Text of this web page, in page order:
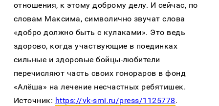
отношения, к этому доброму делу. И сейчас, по
словам Максима, символично звучат слова
«добро должно быть с кулаками». Это ведь
здорово, когда участвующие в поединках
сильные и здоровые бойцы-любители
перечисляют часть своих гонораров в фонд
«Алёша» на лечение несчастных ребятишек.
Источник: https://vk-smi.ru/press/1125778.